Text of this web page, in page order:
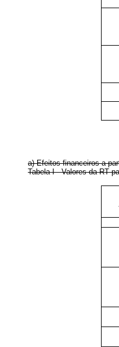
a) Efeitos financeiros a
Tabela I - Valores da RT